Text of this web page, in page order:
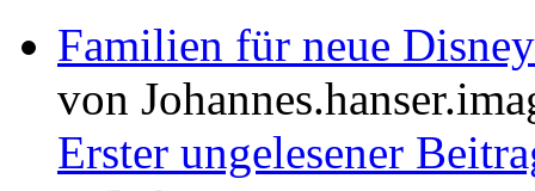
Familien für neue
von
Erster ungelesener